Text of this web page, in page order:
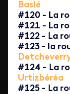
Baslé
#120 - La
#121 - La
#122 - La
#123 - la
#124 - La
Urtizbéréa
#125 - La